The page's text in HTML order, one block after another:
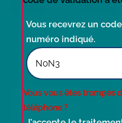
Vous recevrez un
numéro indiqué.
Vous vous êtes trompés
téléphone ?